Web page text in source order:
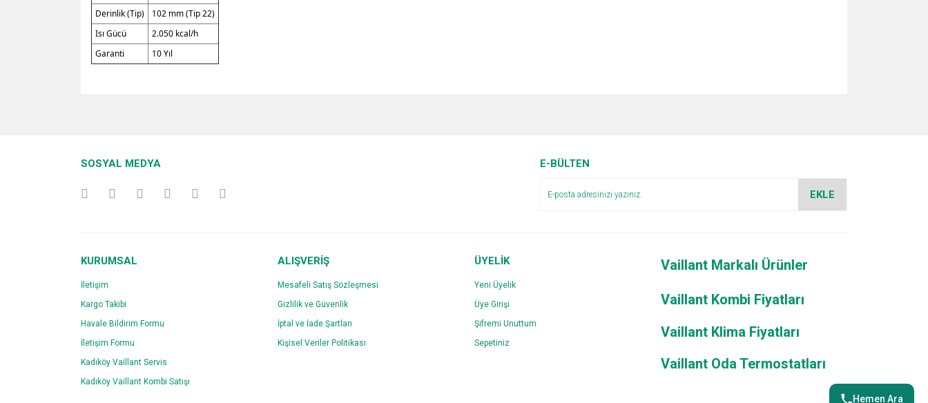
Derinlik (Tip)
102 mm (Tip 22)
Isı Gücü
2.050 kcal/h
Garanti
10 Yıl
Ürün açıklamasında eksik bilgiler bulunuyor.
SOSYAL MEDYA E-BÜLTEN
EKLE
KURUMSAL
İletişim
Kargo Takibi
Havale Bildirim Formu
İletişim Formu
Kadıköy Vaillant Servis
Kadıköy Vaillant Kombi Satışı
ALIŞVERİŞ
Mesafeli Satış Sözleşmesi
Gizlilik ve Güvenlik
İptal ve İade Şartları
Kişisel Veriler Politikası
ÜYELİK
Yeni Üyelik
Üye Girişi
Şifremi Unuttum
Sepetiniz
Vaillant Markalı Ürünler
Vaillant Kombi Fiyatları
Vaillant Klima Fiyatları
Vaillant Oda Termostatları
Hemen Ara